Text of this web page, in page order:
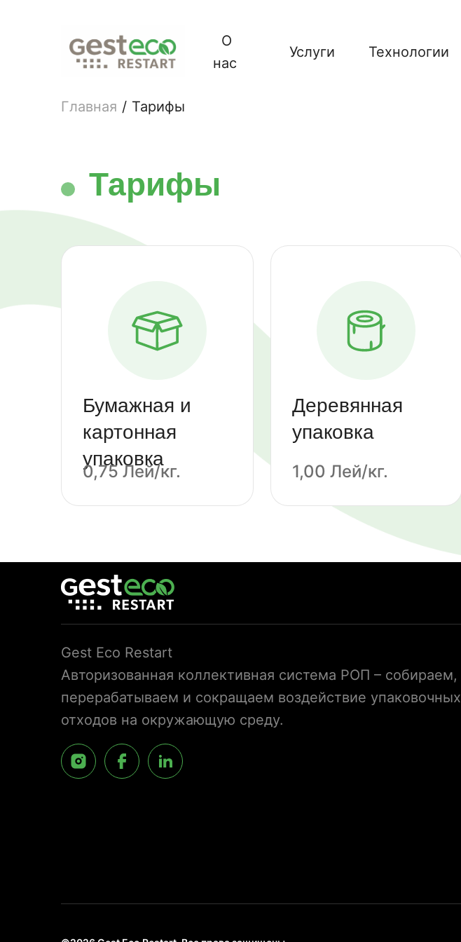
О
нас
Услуги Технологии
Главная / Тарифы
Тарифы
Бумажная и
картонная
упаковкa
0,75 Лей/кг.
Деревянная
упаковка
1,00 Лей/кг.
Gest Eco Restart
Авторизованная коллективная система РОП – собираем,
перерабатываем и сокращаем воздействие упаковочных
отходов на окружающую среду.